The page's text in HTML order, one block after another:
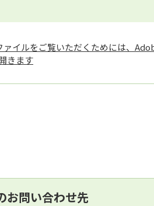
ァイルをご覧いただくためには、
お問い合わせ先